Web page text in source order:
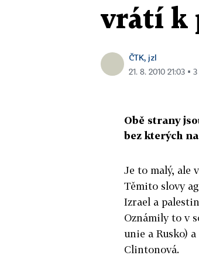
vrátí k
ČTK, jzl
21. 8. 2010 21:03 ▪
Obě strany
bez kterých
Je to malý, ale
Těmito slovy
Izrael a
Oznámily to v
unie a Rusko)
Clintonová.